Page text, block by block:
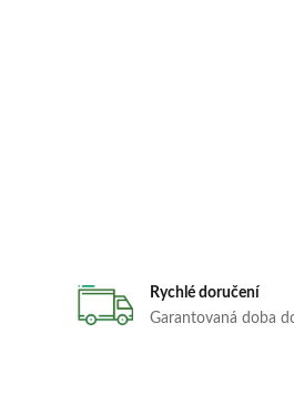
Rychlé doručení
Garantovaná doba